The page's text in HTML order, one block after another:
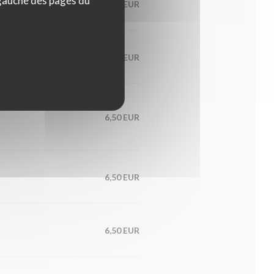
6,50 EUR
7,00 EUR
6,50 EUR
6,50 EUR
6,50 EUR